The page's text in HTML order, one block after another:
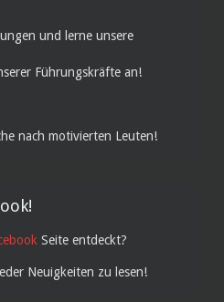
und lerne unsere
Führungskräfte an!
nach motivierten Leuten!
Seite entdeckt?
Neuigkeiten zu lesen!